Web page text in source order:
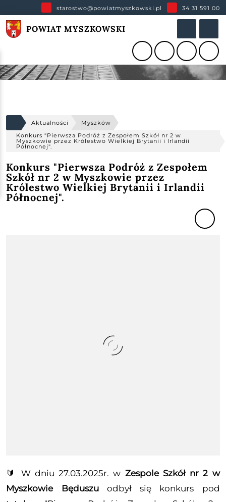
starostwo@powiatmyszkowski.pl 34 31 591 00
POWIAT MYSZKOWSKI
Aktualności
Myszków
Konkurs "Pierwsza Podróż z Zespołem Szkół nr 2 w
Myszkowie przez Królestwo Wielkiej Brytanii i Irlandii
Północnej".
Konkurs "Pierwsza Podróż z Zespołem
Szkół nr 2 w Myszkowie przez
Królestwo Wielkiej Brytanii i Irlandii
Północnej".
🔰 W dniu 27.03.2025r. w Zespole Szkół nr 2 w
Myszkowie
Będuszuodbył się konkurs pod